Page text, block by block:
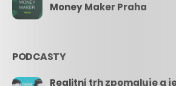
Money Maker Praha
PODCASTY
Realitní trh zpomaluje a